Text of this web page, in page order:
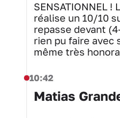
SENSATIONNEL
réalise un 10/10
repasse devant
rien pu faire avec
même très
10:42
Matias